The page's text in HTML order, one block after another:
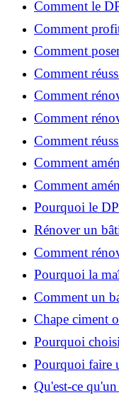
Comment le
valoriser votre
Comment
investir dans
Comment
rénovation :
Comment
pour une
Comment
votre espace de
Comment
astuces ?
Comment
économies et
Comment
studio : 10
Comment
et efficaces ?
Pourquoi le
vendre ou louer
Rénover un
pratique et
Comment
réglementation
Pourquoi la
indispensable
Comment un
peut-il purifier
Chape ciment
projet ?
Pourquoi
d’œuvre pour
Pourquoi faire
Qu'est-ce